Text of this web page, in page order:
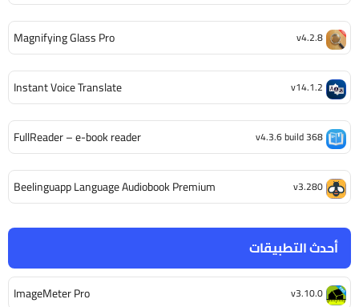
أحدث التطبيقات
ImageMeter Pro v3.10.0
Magnifying Glass Pro v4.2.8
Instant Voice Translate v14.1.2
FullReader – e-book reader v4.3.6 build 368
Beelinguapp Language Audiobook Premium v3.280